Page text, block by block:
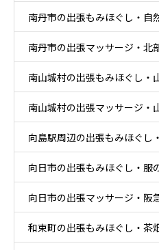
南丹市の出張もみほぐし・自
南丹市の出張マッサージ・北
南山城村の出張もみほぐし・
南山城村の出張マッサージ・
向島駅周辺の出張もみほぐし
向日市の出張もみほぐし・服
向日市の出張マッサージ・阪
和束町の出張もみほぐし・茶